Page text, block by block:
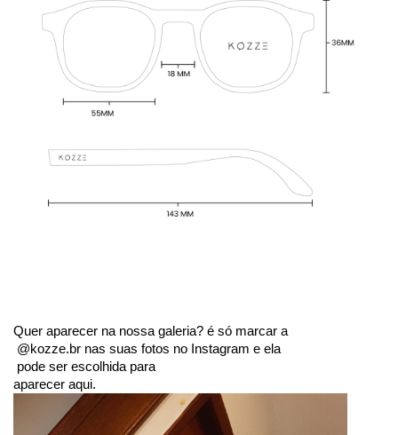
Quer aparecer na nossa galeria? é só marcar a
@kozze.br nas suas fotos no Instagram e ela
pode ser escolhida para
aparecer aqui.